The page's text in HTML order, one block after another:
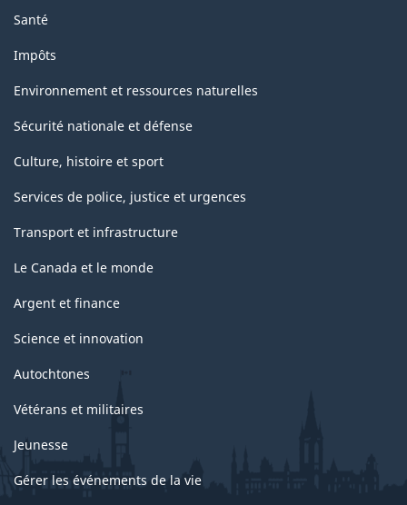
Santé
Impôts
Environnement et ressources naturelles
Sécurité nationale et défense
Culture, histoire et sport
Services de police, justice et urgences
Transport et infrastructure
Le Canada et le monde
Argent et finance
Science et innovation
Autochtones
Vétérans et militaires
Jeunesse
Gérer les événements de la vie